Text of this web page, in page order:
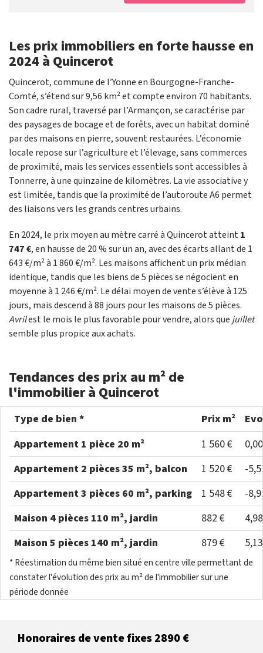
Les prix immobiliers en forte hausse en
2024 à Quincerot
Quincerot, commune de l’Yonne en Bourgogne-Franche-
Comté, s’étend sur 9,56 km² et compte environ 70 habitants.
Son cadre rural, traversé par l’Armançon, se caractérise par
des paysages de bocage et de forêts, avec un habitat dominé
par des maisons en pierre, souvent restaurées. L’économie
locale repose sur l’agriculture et l’élevage, sans commerces
de proximité, mais les services essentiels sont accessibles à
Tonnerre, à une quinzaine de kilomètres. La vie associative y
est limitée, tandis que la proximité de l’autoroute A6 permet
des liaisons vers les grands centres urbains.
En 2024, le prix moyen au mètre carré à Quincerot atteint 1
747 €, en hausse de 20 % sur un an, avec des écarts allant de 1
643 €/m² à 1 860 €/m². Les maisons affichent un prix médian
identique, tandis que les biens de 5 pièces se négocient en
moyenne à 1 246 €/m². Le délai moyen de vente s’élève à 125
jours, mais descend à 88 jours pour les maisons de 5 pièces.
Avrilest le mois le plus favorable pour vendre, alors que juillet
semble plus propice aux achats.
Tendances des prix au m² de
l'immobilier à Quincerot
Type de bien * Prix m²
Appartement 1 pièce 20 m²
1 560 €
Appartement 2 pièces 35 m², balcon
1 520 €
-
Appartement 3 pièces 60 m², parking
1 548 €
-
Maison 4 pièces 110 m², jardin
882 €
Maison 5 pièces 140 m², jardin
879 €
* Réestimation du même bien situé en centre ville permettant de
constater l'évolution des prix au m² de l'immobilier sur une
période donnée
Honoraires de vente fixes 2890 €